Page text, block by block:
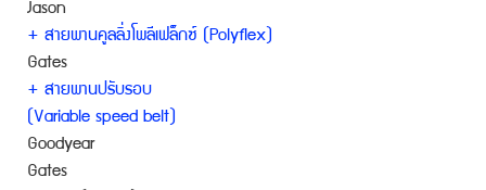
Jason
+ สายพานคูลลิ่งโพลีเฟล็กซ์ (Polyflex)
Gates
+ สายพานปรับรอบ
(Variable speed belt)
Goodyear
Gates